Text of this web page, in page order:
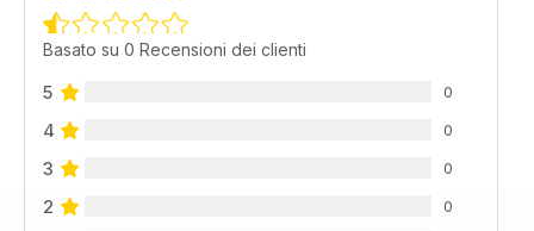
Basato su 0 Recensioni dei clienti
5 0
4 0
3 0
2 0